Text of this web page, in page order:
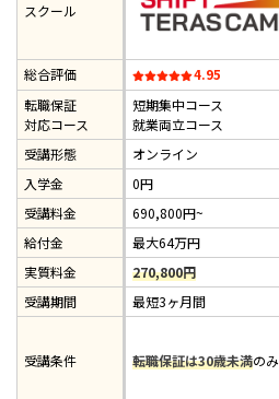
スクール
総合評価 4.95
転職保証
対応コース
短期集中コース
就業両立コース
受講形態 オンライン
入学金
0円
受講料金
690,800円~
給付金
最大64万円
実質料金
270,800円
受講期間
最短3ヶ月間
受講条件 転職保証は30歳未満のみ